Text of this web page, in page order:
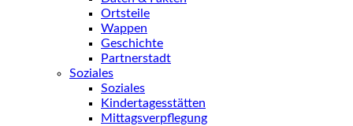
Ortsteile
Wappen
Geschichte
Partnerstadt
Soziales
Soziales
Kindertagesstätten
Mittagsverpflegung